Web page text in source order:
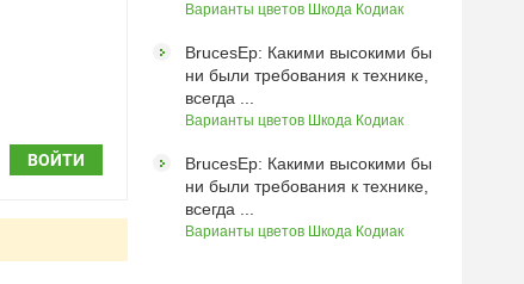
ВОЙТИ
Варианты цветов Шкода Кодиак
BrucesEp: Какими высокими бы
ни были требования к технике,
всегда ...
Варианты цветов Шкода Кодиак
BrucesEp: Какими высокими бы
ни были требования к технике,
всегда ...
Варианты цветов Шкода Кодиак